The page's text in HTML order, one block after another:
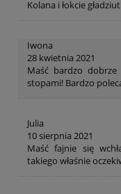
Kolana i łokcie
Iwona
28 kwietnia 2021
Maść bardzo
stopami! Bardzo
Julia
10 sierpnia 2021
Maść fajnie się
takiego właśnie